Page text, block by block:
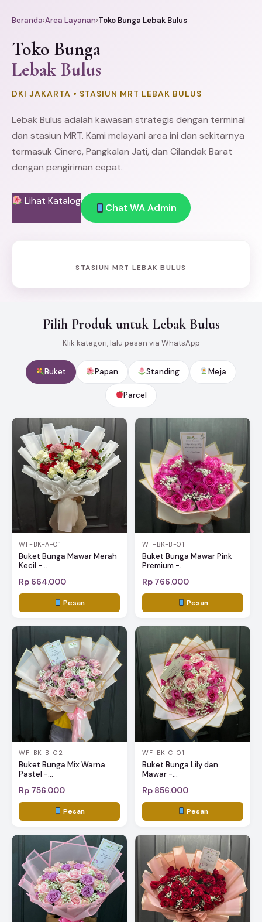
Beranda›Area Layanan›Toko Bunga Lebak Bulus
Toko Bunga
Lebak Bulus
DKI JAKARTA • STASIUN MRT LEBAK BULUS
Lebak Bulus adalah kawasan strategis dengan terminal
dan stasiun MRT. Kami melayani area ini dan sekitarnya
termasuk Cinere, Pangkalan Jati, dan Cilandak Barat
dengan pengiriman cepat.
Lihat Katalog
Chat WA Admin
STASIUN MRT LEBAK BULUS
Pilih Produk untuk Lebak Bulus
Klik kategori, lalu pesan via WhatsApp
Buket Papan Standing Meja
Parcel
WF-BK-A-01
Buket Bunga Mawar Merah
Kecil -...
Rp 664.000
Pesan
WF-BK-B-01
Buket Bunga Mawar Pink
Premium -...
Rp 766.000
Pesan
WF-BK-B-02
Buket Bunga Mix Warna
Pastel -...
Rp 756.000
Pesan
WF-BK-C-01
Buket Bunga Lily dan
Mawar -...
Rp 856.000
Pesan